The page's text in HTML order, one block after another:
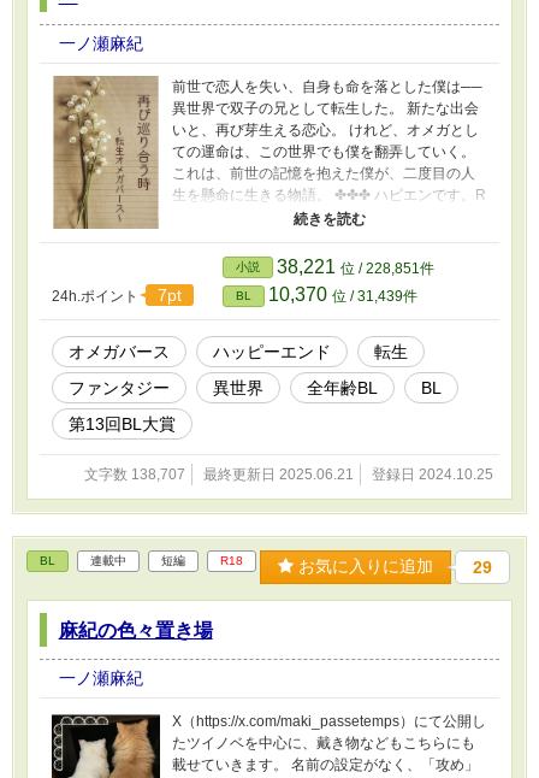
一ノ瀬麻紀
前世で恋人を失い、自身も命を落とした僕は──
異世界で双子の兄として転生した。 新たな出会
いと、再び芽生える恋心。 けれど、オメガとし
ての運命は、この世界でも僕を翻弄していく。
これは、前世の記憶を抱えた僕が、二度目の人
生を懸命に生きる物語。 ✤✤✤ ハピエンです。R
シーンなしの全年齢BLです。 よろしくお願いし
24h.ポイント 7pt
小説 38,221 位 / 228,851件
BL 10,370 位 / 31,439件
オメガバース ハッピーエンド
転生
ファンタジー
異世界 全年齢BL
BL
第13回BL大賞
文字数 138,707 最終更新日 2025.06.21 登録日 2024.10.25
BL 連載中 短編 R18 お気に入りに追加 29
麻紀の色々置き場
一ノ瀬麻紀
X（https://x.com/maki_passetemps）にて公開し
たツイノベを中心に、戴き物などもこちらにも
載せていきます。 名前の設定がなく、「攻め」